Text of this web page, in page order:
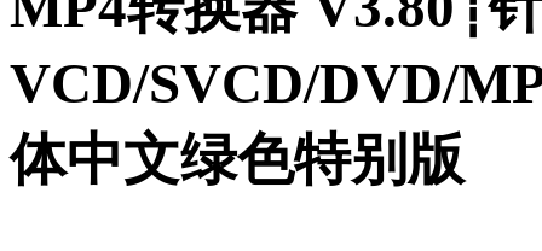
VCD/SVCD/DVD/
体中文绿色特别版